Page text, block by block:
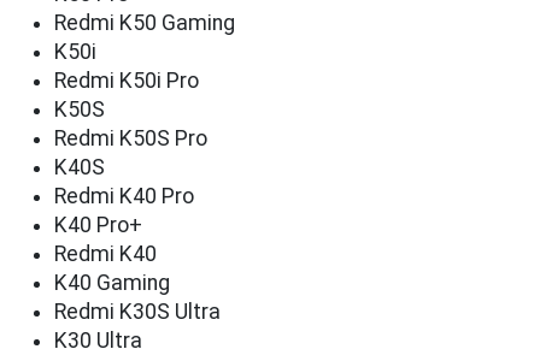
Redmi K50 Gaming
K50i
Redmi K50i Pro
K50S
Redmi K50S Pro
K40S
Redmi K40 Pro
K40 Pro+
Redmi K40
K40 Gaming
Redmi K30S Ultra
K30 Ultra